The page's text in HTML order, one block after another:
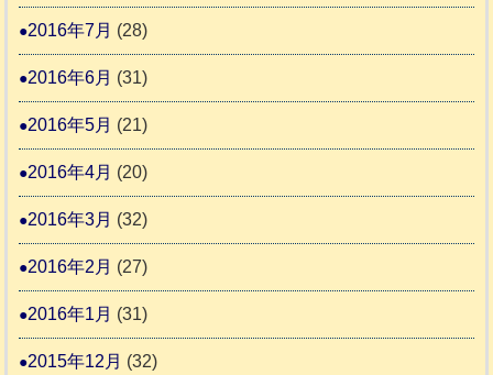
2016年7月 (28)
2016年6月 (31)
2016年5月 (21)
2016年4月 (20)
2016年3月 (32)
2016年2月 (27)
2016年1月 (31)
2015年12月 (32)